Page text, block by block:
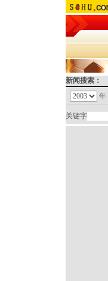
新闻搜索：
年
关键字